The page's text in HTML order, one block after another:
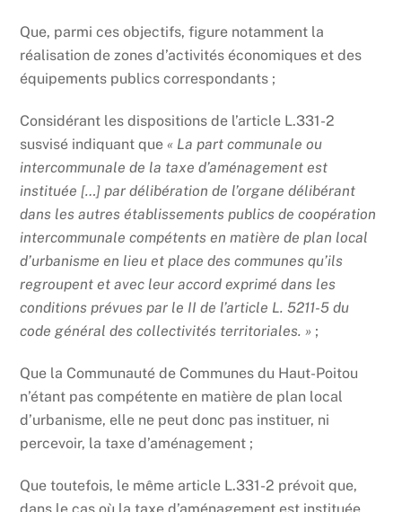
Que, parmi ces objectifs, figure notamment la
réalisation de zones d’activités économiques et des
équipements publics correspondants ;
Considérant les dispositions de l’article L.331-2
susvisé indiquant que « La part communale ou
intercommunale de la taxe d’aménagement est
instituée […] par délibération de l’organe délibérant
dans les autres établissements publics de coopération
intercommunale compétents en matière de plan local
d’urbanisme en lieu et place des communes qu’ils
regroupent et avec leur accord exprimé dans les
conditions prévues par le II de l’article L. 5211-5 du
code général des collectivités territoriales. » ;
Que la Communauté de Communes du Haut-Poitou
n’étant pas compétente en matière de plan local
d’urbanisme, elle ne peut donc pas instituer, ni
percevoir, la taxe d’aménagement ;
Que toutefois, le même article L.331-2 prévoit que,
dans le cas où la taxe d’aménagement est instituée